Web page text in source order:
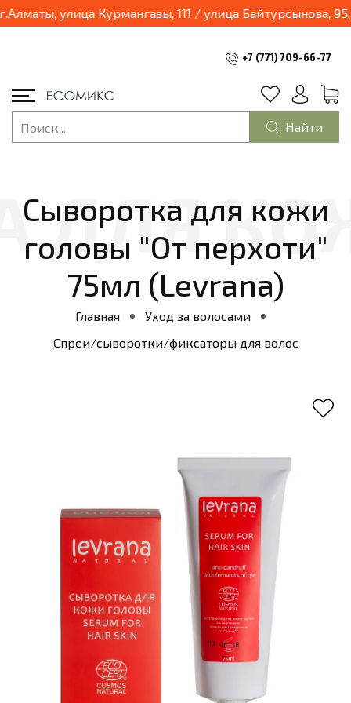
03.04.2025 наш магазин переходит в формат шоурум и будет находиться по адресу: г.Алматы, улица
+7 (771) 709-66-77
Найти
Сыворотка для кожи
головы "От перхоти"
75мл (Levrana)
Главная
Уход за волосами
Спреи/сыворотки/фиксаторы для волос